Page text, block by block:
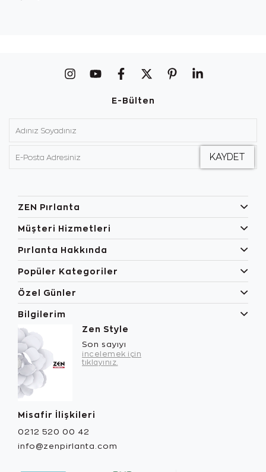
E-Bülten
ZEN Pırlanta
Müşteri Hizmetleri
Pırlanta Hakkında
Popüler Kategoriler
Özel Günler
Bilgilerim
Zen Style
Son sayıyı
incelemek için
tıklayınız.
Misafir İlişkileri
0212 520 00 42
info@zenpirlanta.com